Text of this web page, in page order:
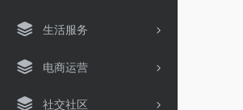
生活服务
电商运营
社交社区